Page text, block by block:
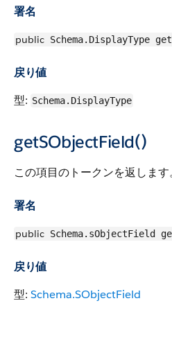
署名
public Schema.DisplayType
戻り値
型: Schema.DisplayType
getSObjectField()
この項目のトークンを返します
署名
public Schema.sObjectField
戻り値
型: Schema.SObjectField